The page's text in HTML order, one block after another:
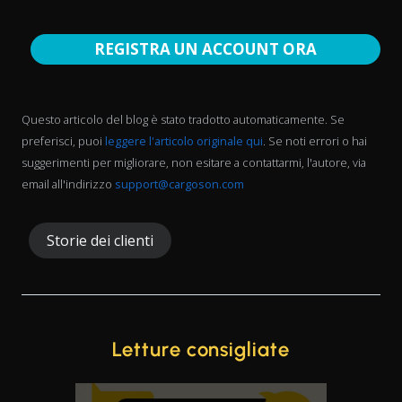
REGISTRA UN ACCOUNT ORA
Questo articolo del blog è stato tradotto automaticamente. Se
preferisci, puoi leggere l'articolo originale qui. Se noti errori o hai
suggerimenti per migliorare, non esitare a contattarmi, l'autore, via
email all'indirizzo support@cargoson.com
Storie dei clienti
Letture consigliate